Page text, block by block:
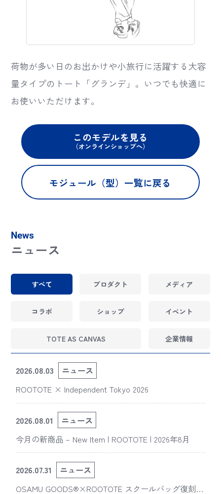
荷物が多い日のお出かけや小旅行に活躍する大容
量タイプのトート「グランデ」。いつでも快適に
お使いいただけます。
このモデルを見る
（オンラインショップへ）
モジュール（型）一覧に戻る
News
ニュース
すべて プロダクト メディア
コラボ ショップ イベント
TOTE AS CANVAS 企業情報
2026.08.03
ニュース
ROOTOTE × Independent Tokyo 2026
2026.08.01
ニュース
今月の新商品 – New Item | ROOTOTE | 2026年8月
2026.07.31
ニュース
OSAMU GOODS®×ROOTOTE スクールバッグ復刻